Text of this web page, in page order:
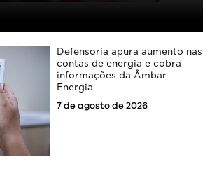
Defensoria apura aumento nas
contas de energia e cobra
informações da Âmbar
Energia
7 de agosto de 2026